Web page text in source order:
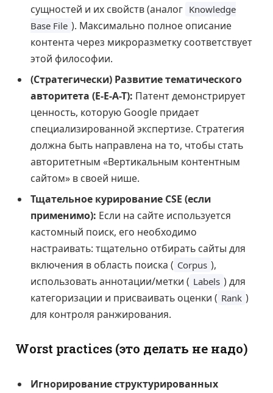
сущностей и их свойств (аналог Knowledge
Base File ). Максимально полное описание
контента через микроразметку соответствует
этой философии.
(Стратегически) Развитие тематического
авторитета (E-E-A-T): Патент демонстрирует
ценность, которую Google придает
специализированной экспертизе. Стратегия
должна быть направлена на то, чтобы стать
авторитетным «Вертикальным контентным
сайтом» в своей нише.
Тщательное курирование CSE (если
применимо): Если на сайте используется
кастомный поиск, его необходимо
настраивать: тщательно отбирать сайты для
включения в область поиска ( Corpus ),
использовать аннотации/метки ( Labels ) для
категоризации и присваивать оценки ( Rank )
для контроля ранжирования.
Worst practices (это делать не надо)
Игнорирование структурированных